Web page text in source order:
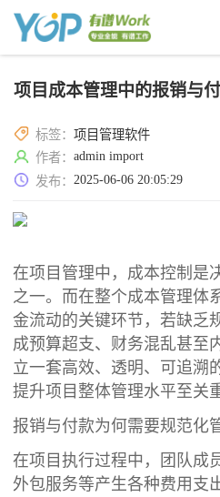
项目成本管理中的报销与
标签：项目管理软件
作者：admin import
发布：2025-06-06 20:05:29
在项目管理中，成本控制是
之一。而在整个成本管理体
金流动的关键环节，若缺乏
成预算超支、财务混乱甚至
立一套高效、透明、可追溯
提升项目整体管理水平至关
报销与付款为何需要规范化
在项目执行过程中，团队成
外包服务等产生各种费用支